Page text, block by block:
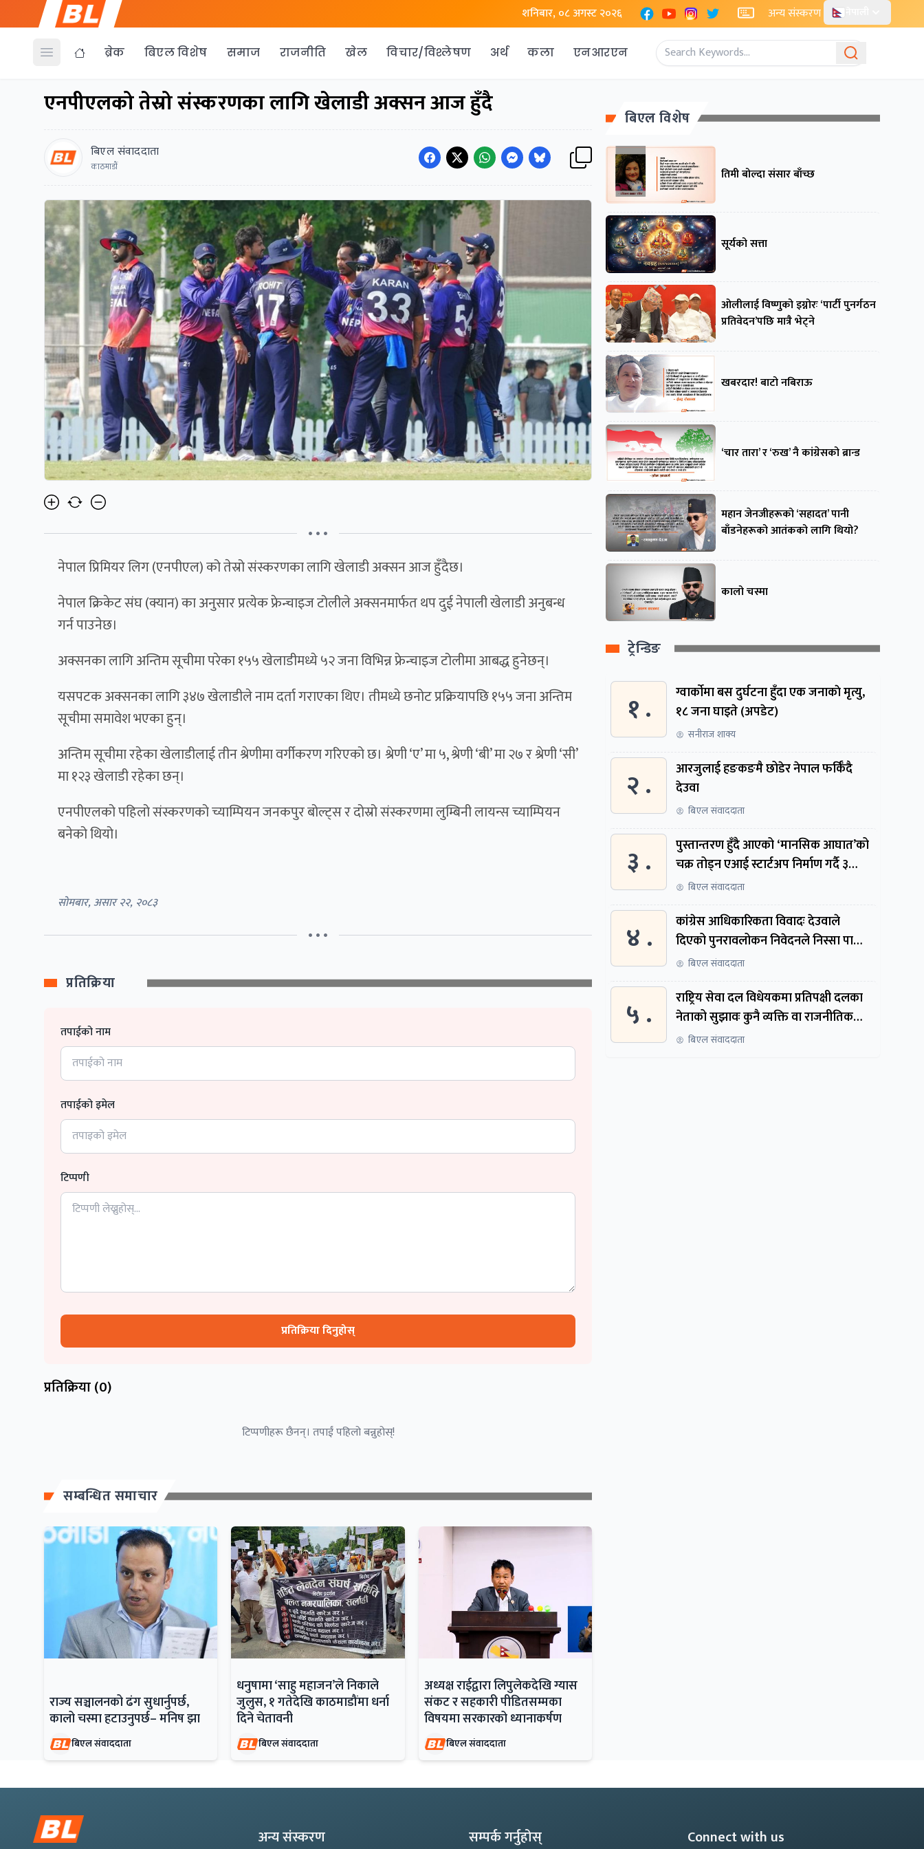
शनिबार, ०८ अगस्ट २०२६ FacebookYouTubeInstagram
X अन्य संस्करण
Open menu ब्रेक बिएल विशेष समाज राजनीति खेल विचार/विश्लेषण अर्थ कला एनआरएन
एनपीएलको तेस्रो संस्करणका लागि खेलाडी अक्सन आज हुँदै
बिएल संवाददाता
काठमाडाैं
• • •
नेपाल प्रिमियर लिग (एनपीएल) को तेस्रो संस्करणका लागि खेलाडी अक्सन आज हुँदैछ।
नेपाल क्रिकेट संघ (क्यान) का अनुसार प्रत्येक फ्रेन्चाइज टोलीले अक्सनमार्फत थप दुई नेपाली खेलाडी अनुबन्ध
गर्न पाउनेछ।
अक्सनका लागि अन्तिम सूचीमा परेका १५५ खेलाडीमध्ये ५२ जना विभिन्न फ्रेन्चाइज टोलीमा आबद्ध हुनेछन्।
यसपटक अक्सनका लागि ३४७ खेलाडीले नाम दर्ता गराएका थिए। तीमध्ये छनोट प्रक्रियापछि १५५ जना अन्तिम
सूचीमा समावेश भएका हुन्।
अन्तिम सूचीमा रहेका खेलाडीलाई तीन श्रेणीमा वर्गीकरण गरिएको छ। श्रेणी ‘ए’ मा ५, श्रेणी ‘बी’ मा २७ र श्रेणी ‘सी’
मा १२३ खेलाडी रहेका छन्।
एनपीएलको पहिलो संस्करणको च्याम्पियन जनकपुर बोल्ट्स र दोस्रो संस्करणमा लुम्बिनी लायन्स च्याम्पियन
बनेको थियो।
सोमबार, असार २२, २०८३
• • •
प्रतिक्रिया
तपाईको नाम
तपाईको इमेल
टिप्पणी
प्रतिक्रिया दिनुहोस्
प्रतिक्रिया (0)
टिप्पणीहरू छैनन्। तपाईं पहिलो बन्नुहोस्!
सम्बन्धित समाचार
राज्य सञ्चालनको ढंग सुधार्नुपर्छ,
कालो चस्मा हटाउनुपर्छ– मनिष झा
बिएल संवाददाता
धनुषामा ‘साहु महाजन’ले निकाले
जुलुस, १ गतेदेखि काठमाडौंमा धर्ना
दिने चेतावनी
बिएल संवाददाता
अध्यक्ष राईद्वारा लिपुलेकदेखि ग्यास
संकट र सहकारी पीडितसम्मका
विषयमा सरकारको ध्यानाकर्षण
बिएल संवाददाता
बिएल विशेष
तिमी बोल्दा संसार बाँच्छ
सूर्यको सत्ता
ओलीलाई विष्णुको इग्नोरः ‘पार्टी पुनर्गठन
प्रतिवेदन’पछि मात्रै भेट्ने
खबरदार! बाटो नबिराऊ
‘चार तारा’ र ‘रुख’ नै कांग्रेसको ब्रान्ड
महान जेनजीहरूको ‘सहादत’ पानी
बाँडनेहरूको आतंकको लागि थियो?
कालो चस्मा
ट्रेन्डिङ
१ .
ग्वार्काेमा बस दुर्घटना हुँदा एक जनाकाे मृत्यु,
१८ जना घाइते (अपडेट)
सनीराज शाक्य
२ .
आरजुलाई हङकङमै छोडेर नेपाल फर्किँदै
देउवा
बिएल संवाददाता
३ .
पुस्तान्तरण हुँदै आएको ‘मानसिक आघात’को
चक्र तोड्न एआई स्टार्टअप निर्माण गर्दै ३
नेपाली
बिएल संवाददाता
४ .
कांग्रेस आधिकारिकता विवादः देउवाले
दिएको पुनरावलोकन निवेदनले निस्सा पायो,
फेरि सुरुदेखि सुनुवाइ हुने
बिएल संवाददाता
५ .
राष्ट्रिय सेवा दल विधेयकमा प्रतिपक्षी दलका
नेताको सुझावः कुनै व्यक्ति वा राजनीतिक
नेतृत्वबाट निर्देशित हुने संस्था नबनोस्
बिएल संवाददाता
अन्य संस्करण सम्पर्क गर्नुहोस् Connect with us